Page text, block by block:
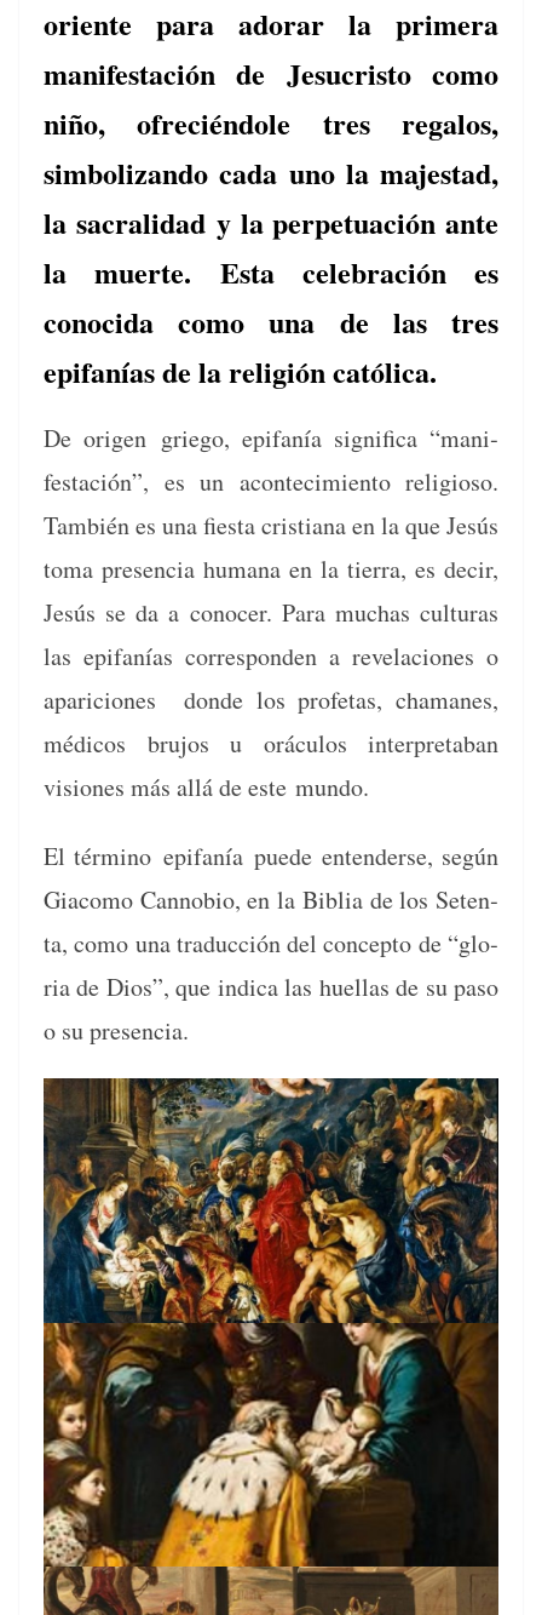
oriente para adorar la primera
manifestación de Jesucristo como
niño, ofreciéndole tres regalos,
simbolizando cada uno la majestad,
la sacralidad y la perpetuación ante
la muerte. Esta celebración es
conocida como una de las tres
epifanías de la religión católica.
De ori­gen griego, epi­fanía sig­nifi­ca “man­i­
festación”, es un acon­tec­imien­to reli­gioso.
Tam­bién es una fies­ta cris­tiana en la que Jesús
toma pres­en­cia humana en la tier­ra, es decir,
Jesús se da a cono­cer. Para muchas cul­turas
las epi­fanías cor­re­spon­den a rev­ela­ciones o
apari­ciones donde los pro­fe­tas, chamanes,
médi­cos bru­jos u orácu­los inter­preta­ban
visiones más allá de este mundo.
El tér­mi­no epi­fanía puede enten­der­se, según
Gia­co­mo Can­no­bio, en la Bib­lia de los Seten­
ta, como una tra­duc­ción del con­cep­to de “glo­
ria de Dios”, que indi­ca las huel­las de su paso
o su presencia.